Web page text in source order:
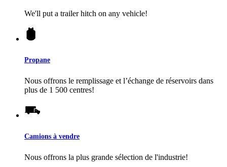
We'll put a trailer hitch on any vehicle!
Propane
Nous offrons le remplissage et l’échange de réservoirs dans
plus de 1 500 centres!
Camions à vendre
Nous offrons la plus grande sélection de l'industrie!